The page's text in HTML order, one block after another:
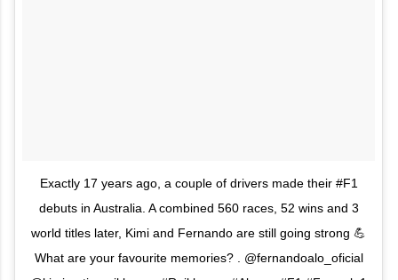
Exactly 17 years ago, a couple of drivers made their #F1
debuts in Australia. A combined 560 races, 52 wins and 3
world titles later, Kimi and Fernando are still going strong 💪
What are your favourite memories? . @fernandoalo_oficial